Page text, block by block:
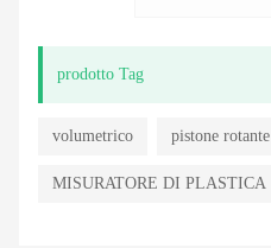
prodotto Tag
volumetrico pistone rotante
MISURATORE DI PLASTICA